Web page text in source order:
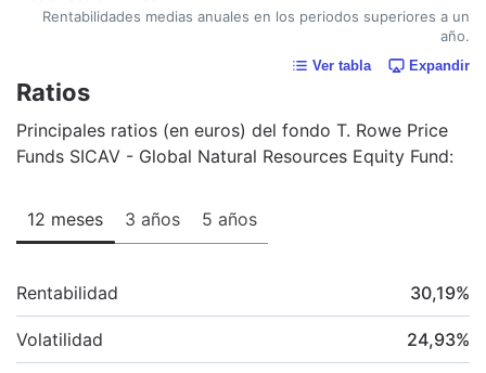
Rentabilidades medias anuales en los periodos superiores a un
año.
Ver tabla Expandir
Ratios
Principales ratios (en euros) del fondo T. Rowe Price
Funds SICAV - Global Natural Resources Equity Fund:
12 meses 3 años 5 años
Rentabilidad 30,19%
Volatilidad 24,93%